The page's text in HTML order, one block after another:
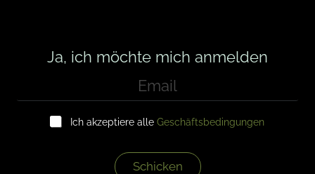
Ja, ich möchte mich anmelden
a
Ich akzeptiere alle Geschäftsbedingungen
Schicken